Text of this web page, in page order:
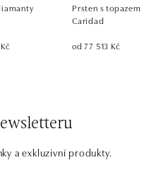
Prsten s topazem
Caridad
od 77 513 Kč
a exkluzivní produkty.